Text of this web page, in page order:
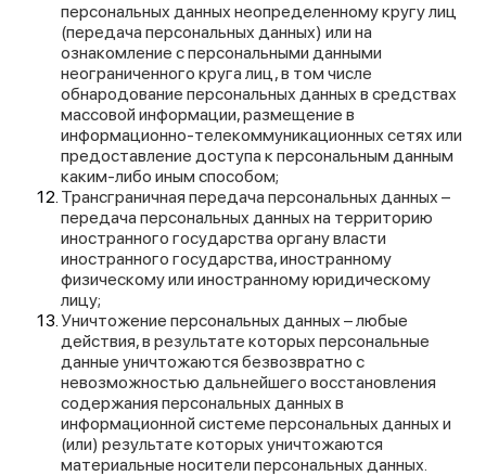
персональных данных неопределенному кругу лиц
(передача персональных данных) или на
ознакомление с персональными данными
неограниченного круга лиц, в том числе
обнародование персональных данных в средствах
массовой информации, размещение в
информационно-телекоммуникационных сетях или
предоставление доступа к персональным данным
каким-либо иным способом;
Трансграничная передача персональных данных –
передача персональных данных на территорию
иностранного государства органу власти
иностранного государства, иностранному
физическому или иностранному юридическому
лицу;
Уничтожение персональных данных – любые
действия, в результате которых персональные
данные уничтожаются безвозвратно с
невозможностью дальнейшего восстановления
содержания персональных данных в
информационной системе персональных данных и
(или) результате которых уничтожаются
материальные носители персональных данных.